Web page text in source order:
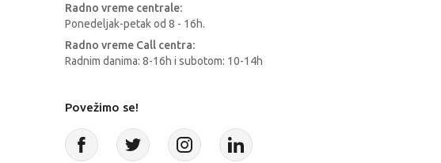
Radno vreme centrale:
Ponedeljak-petak od 8 - 16h.
Radno vreme Call centra:
Radnim danima: 8-16h i subotom: 10-14h
Povežimo se!